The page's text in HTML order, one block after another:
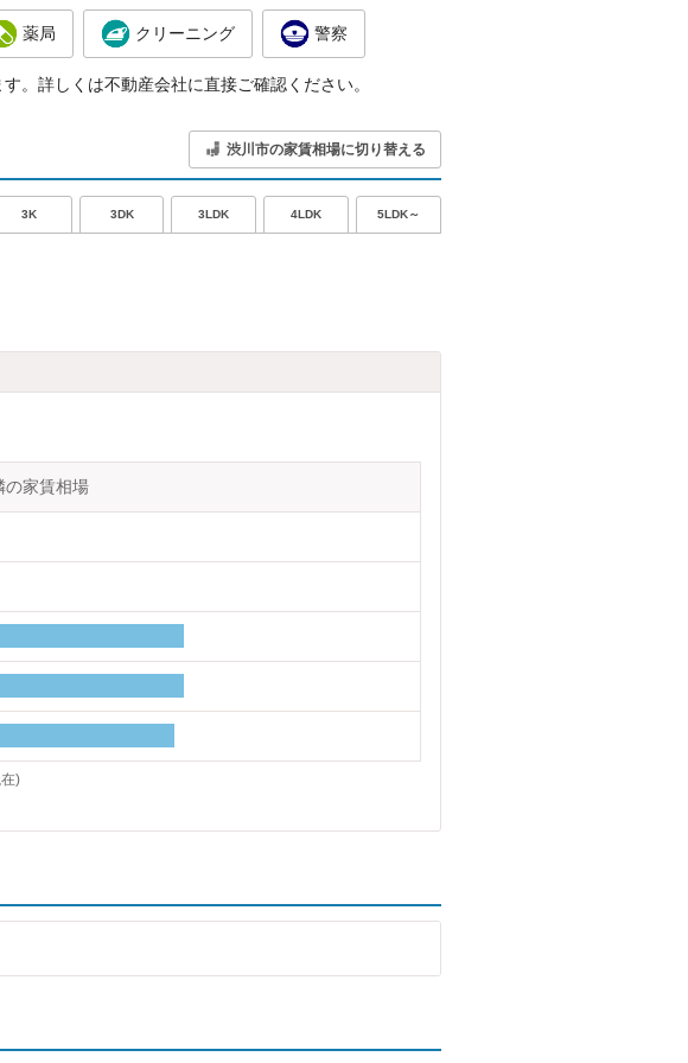
薬局 クリーニング 警察
。詳しくは不動産会社に直接ご確認ください。
渋川市の家賃相場に切り替える
3K 3DK 3LDK 4LDK 5LDK～
の家賃相場
)